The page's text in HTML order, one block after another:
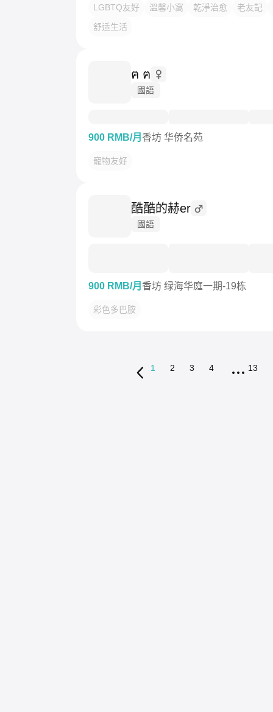
LGBTQ友好 溫馨小窩 乾淨治愈 老友記
舒适生活
ฅ ฅ
國語
900 RMB/月 香坊 华侨名苑
寵物友好
酷酷的赫er
國語
900 RMB/月 香坊 绿海华庭一期-19栋
彩色多巴胺
1 2 3 4 13